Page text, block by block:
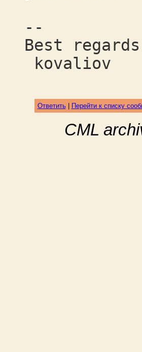
--
Best
kovaliov
Ответить| Перейти к списку
CML